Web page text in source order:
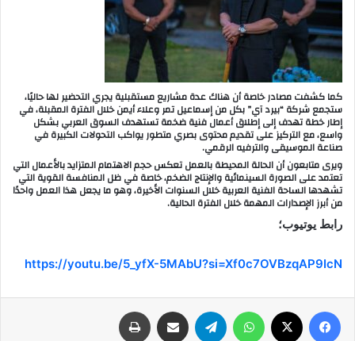
كما كشفت مصادر خاصة أن هناك عدة مشاريع مستقبلية يجري التحضير لها حاليًا،
ستجمع شركة “بيرد آي” بكل من إسماعيل تمر وعلاء أيمن خلال الفترة المقبلة، في
إطار خطة تهدف إلى إطلاق أعمال فنية ضخمة تستهدف السوق العربي بشكل
واسع، مع التركيز على تقديم محتوى بصري متطور يواكب التحولات الكبيرة في
صناعة الموسيقى والترفيه الرقمي.
ويرى متابعون أن الحالة المحيطة بالعمل تعكس حجم الاهتمام المتزايد بالأعمال التي
تعتمد على الصورة السينمائية والإنتاج الضخم، خاصة في ظل المنافسة القوية التي
تشهدها الساحة الفنية العربية خلال السنوات الأخيرة، وهو ما يجعل هذا العمل واحدًا
من أبرز الإصدارات المهمة خلال الفترة الحالية.
رابط يوتيوب؛
https://youtu.be/5_yfX-5MAbU?si=Xf0c7OVBzqAP9IcN